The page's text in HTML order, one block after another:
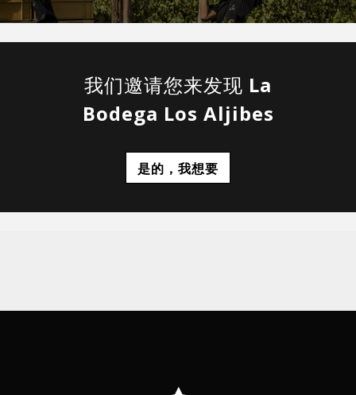
我们邀请您来发现 La
Bodega Los Aljibes
是的，我想要